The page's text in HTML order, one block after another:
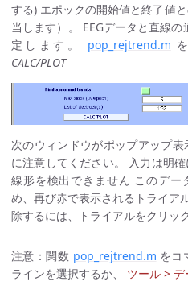
する) エポックの開始値と終了値
当します）。 EEGデータと直線
定します。 pop_rejtrend.m
CALC/PLOT
次のウィンドウがポップアップ
に注意してください。 入力は明
線形を検出できません このデー
め、再び赤で表示されるトライア
除するには、トライアルをクリッ
注意：関数 pop_rejtrend.m をコ
ラインを選択するか、 ツール >